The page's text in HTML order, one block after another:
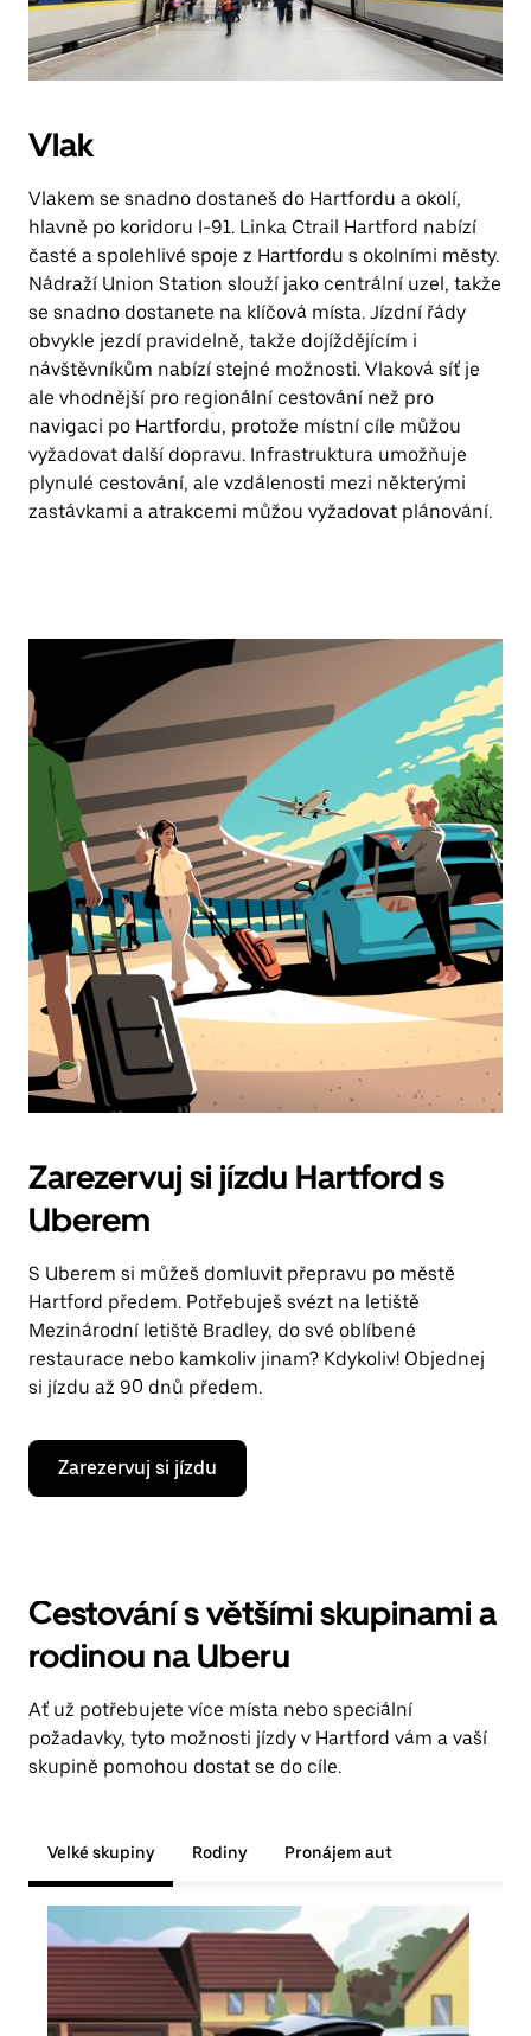
Vlak
Vlakem se snadno dostaneš do Hartfordu a okolí,
hlavně po koridoru I-91. Linka Ctrail Hartford nabízí
časté a spolehlivé spoje z Hartfordu s okolními městy.
Nádraží Union Station slouží jako centrální uzel, takže
se snadno dostanete na klíčová místa. Jízdní řády
obvykle jezdí pravidelně, takže dojíždějícím i
návštěvníkům nabízí stejné možnosti. Vlaková síť je
ale vhodnější pro regionální cestování než pro
navigaci po Hartfordu, protože místní cíle můžou
vyžadovat další dopravu. Infrastruktura umožňuje
plynulé cestování, ale vzdálenosti mezi některými
zastávkami a atrakcemi můžou vyžadovat plánování.
Zarezervuj si jízdu Hartford s
Uberem
S Uberem si můžeš domluvit přepravu po městě
Hartford předem. Potřebuješ svézt na letiště
Mezinárodní letiště Bradley, do své oblíbené
restaurace nebo kamkoliv jinam? Kdykoliv! Objednej
si jízdu až 90 dnů předem.
Zarezervuj si jízdu
Cestování s většími skupinami a
rodinou na Uberu
Ať už potřebujete více místa nebo speciální
požadavky, tyto možnosti jízdy v Hartford vám a vaší
skupině pomohou dostat se do cíle.
Velké skupiny Rodiny Pronájem aut